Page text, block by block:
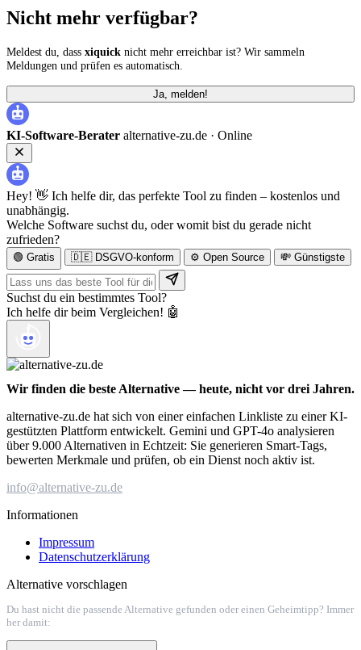
Nicht mehr verfügbar?
Meldest du, dass xiquick nicht mehr erreichbar ist? Wir sammeln
Meldungen und prüfen es automatisch.
Ja, melden!
KI-Software-Berater alternative-zu.de · Online
Hey! 👋 Ich helfe dir, das perfekte Tool zu finden – kostenlos und
unabhängig.
Welche Software suchst du, oder womit bist du gerade nicht
zufrieden?
🟢 Gratis 🇩🇪 DSGVO-konform ⚙️ Open Source 💸 Günstigste
Suchst du ein bestimmtes Tool?
Ich helfe dir beim Vergleichen! 🤖
Wir finden die beste Alternative — heute, nicht vor drei Jahren.
alternative-zu.de hat sich von einer einfachen Linkliste zu einer KI-
gestützten Plattform entwickelt. Gemini und GPT-4o analysieren
über 9.000 Alternativen in Echtzeit: Sie generieren Smart-Tags,
bewerten Merkmale und prüfen, ob ein Dienst noch aktiv ist.
info@alternative-zu.de
Informationen
Impressum
Datenschutzerklärung
Alternative vorschlagen
Du hast nicht die passende Alternative gefunden oder einen Geheimtipp? Immer
her damit: